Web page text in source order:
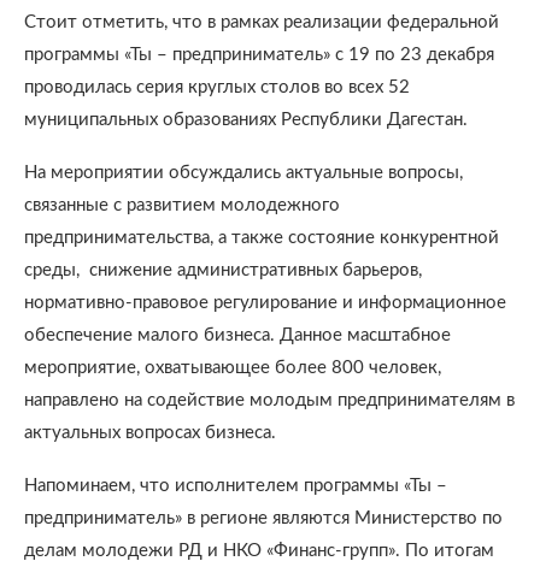
Стоит отметить, что в рамках реализации федеральной
программы «Ты – предприниматель» с 19 по 23 декабря
проводилась серия круглых столов во всех 52
муниципальных образованиях Республики Дагестан.
На мероприятии обсуждались актуальные вопросы,
связанные с развитием молодежного
предпринимательства, а также состояние конкурентной
среды, снижение административных барьеров,
нормативно-правовое регулирование и информационное
обеспечение малого бизнеса. Данное масштабное
мероприятие, охватывающее более 800 человек,
направлено на содействие молодым предпринимателям в
актуальных вопросах бизнеса.
Напоминаем, что исполнителем программы «Ты –
предприниматель» в регионе являются Министерство по
делам молодежи РД и НКО «Финанс-групп». По итогам